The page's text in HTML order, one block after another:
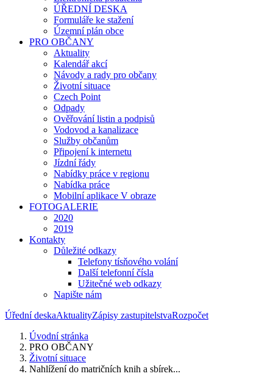
ÚŘEDNÍ DESKA
Formuláře ke stažení
Územní plán obce
PRO OBČANY
Aktuality
Kalendář akcí
Návody a rady pro občany
Životní situace
Czech Point
Odpady
Ověřování listin a podpisů
Vodovod a kanalizace
Služby občanům
Připojení k internetu
Jízdní řády
Nabídky práce v regionu
Nabídka práce
Mobilní aplikace V obraze
FOTOGALERIE
2020
2019
Kontakty
Důležité odkazy
Telefony tísňového volání
Další telefonní čísla
Užitečné web odkazy
Napište nám
Úřední deskaAktualityZápisy zastupitelstvaRozpočet
Úvodní stránka
PRO OBČANY
Životní situace
Nahlížení do matričních knih a sbírek...